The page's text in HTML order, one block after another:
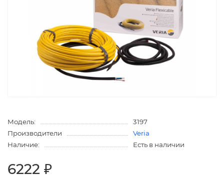
Модель:
3197
Производители
Veria
Наличие:
Есть в наличии
6222 ₽